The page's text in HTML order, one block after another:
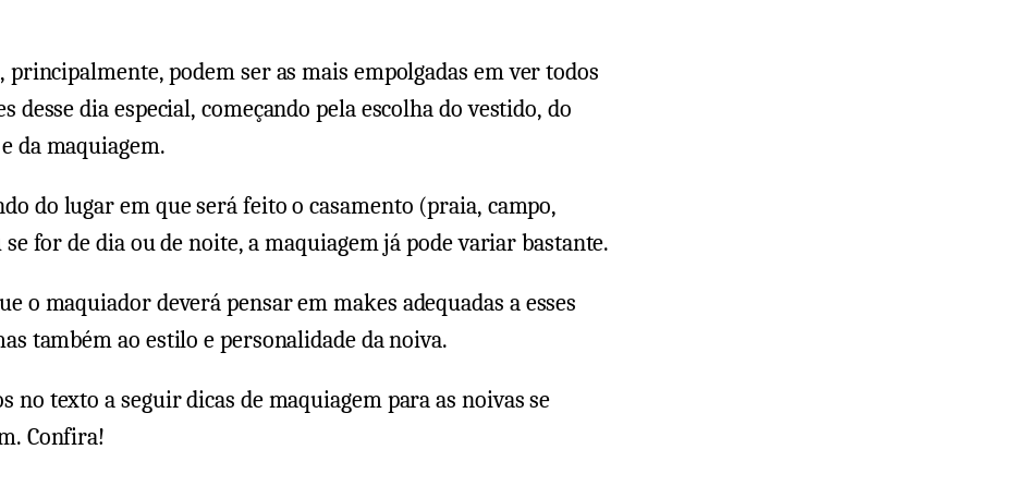
dia
e
principalmente, podem ser as mais empolgadas em ver todos
desse dia especial, começando pela escolha do vestido, do
da maquiagem.
do lugar em que será feito o casamento (praia, campo,
for de dia ou de noite, a maquiagem já pode variar bastante.
o maquiador deverá pensar em makes adequadas a esses
também ao estilo e personalidade da noiva.
no texto a seguir dicas de maquiagem para as noivas se
Confira!